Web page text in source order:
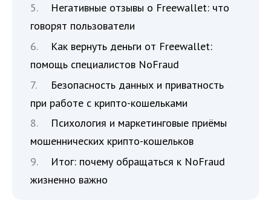
Негативные отзывы о Freewallet: что
говорят пользователи
Как вернуть деньги от Freewallet:
помощь специалистов NoFraud
Безопасность данных и приватность
при работе с крипто-кошельками
Психология и маркетинговые приёмы
мошеннических крипто-кошельков
Итог: почему обращаться к NoFraud
жизненно важно